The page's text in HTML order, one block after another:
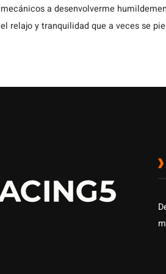
mecánicos a desenvolverme
el relajo y tranquilidad que a veces se